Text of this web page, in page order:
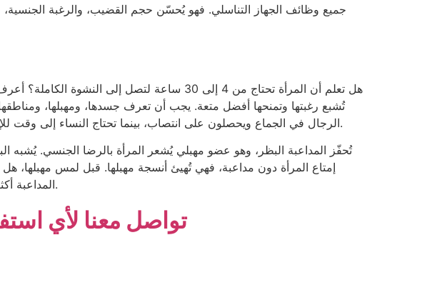
هل تعلم أن المرأة تحتاج من 4 إلى 30 ساعة
تُشبع رغبتها وتمنحها أفضل متعة. يجب أن تعرف جسدها، ومهبلها،
الرجال في الجماع ويحصلون على انتصاب، بينما تحتاج النساء إلى وقت للإثارة. تحتاج النساء إلى القبلات والأحضان والمداعبات لترطيب مهبلهن وتحفيزهن جنسيًا وإسعادهن.
تُحفّز المداعبة البظر، وهو عضو مهبلي يُشعر المرأة بالرضا الجنسي. يُشبه
إمتاع المرأة دون مداعبة، فهي تُهيئ أنسجة مهبلها. قبل لمس مهبلها، هل
المداعبة أكثر إثارة. قد تكون المداعبة مفتاحًا لنشوة جنسية لم تختبرها من قبل. المداعبة قبل الجماع ضرورية.
تواصل معنا لأي